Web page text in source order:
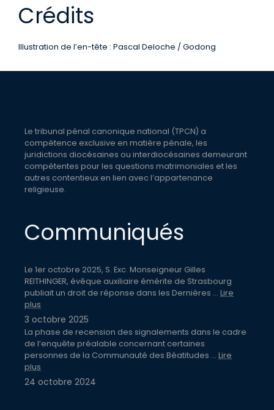
Crédits
Illustration de l’en-tête : Pascal Deloche / Godong
Le tribunal pénal canonique national (TPCN) a
compétence exclusive en matière pénale, les
juridictions diocésaines ou interdiocésaines demeurant
compétentes pour les questions matrimoniales et les
autres contentieux en lien avec l’appartenance
religieuse.
Communiqués
Le 1er octobre 2025, S. Exc. Monseigneur Gilles
REITHINGER, évêque auxiliaire émérite de Strasbourg
publiait un droit de réponse dans les Dernières ... Lire
plus
3 octobre 2025
La phase de recension des signalements dans le cadre
de l’enquête préalable concernant certaines
personnes de la Communauté des Béatitudes ... Lire
plus
24 octobre 2024